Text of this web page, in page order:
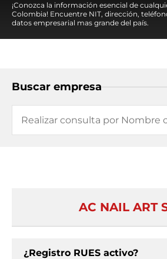
¡Conozca la información esencial de
Colombia! Encuentre NIT, dirección,
datos empresarial mas grande del país.
Buscar empresa
AC NAIL ART
¿Registro RUES activo?